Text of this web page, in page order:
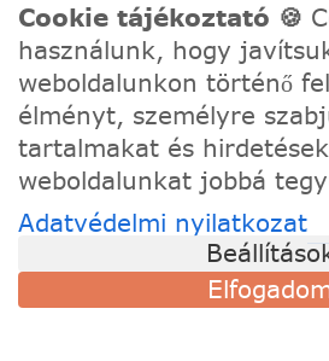
A Festede számozott kifestőkkel te
igazi művész! Fesd meg a
tapasztalat nélkül, töltődj fel és
TÁMOGATÁS
Szállítási információk
Visszaküldés és csere
Cookie tájékoztató 🍪
használunk, hogy
weboldalunkon történő
élményt, személyre
tartalmakat és
weboldalunkat jobbá
Adatvédelmi nyilatkozat